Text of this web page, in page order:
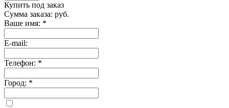
Купить под заказ
Сумма заказа: руб.
Ваше имя: *
E-mail:
Телефон: *
Город: *